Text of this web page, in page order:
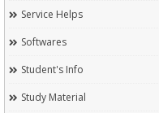
Service Helps
Softwares
Student's Info
Study Material